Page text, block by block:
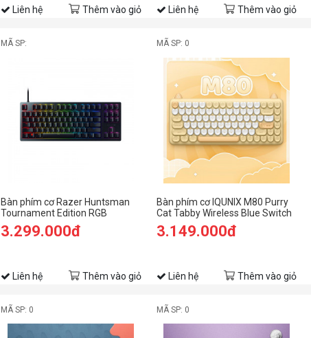
Liên hệ Thêm vào giỏ Liên hệ Thêm vào giỏ
MÃ SP:
Bàn phím cơ Razer Huntsman
Tournament Edition RGB
Chroma Razer Optical Linear
switch Black (RZ03-03080100-
3.299.000đ
Liên hệ Thêm vào giỏ
MÃ SP: 0
Bàn phím cơ IQUNIX M80 Purry
Cat Tabby Wireless Blue Switch
3.149.000đ
Liên hệ Thêm vào giỏ
MÃ SP: 0 MÃ SP: 0